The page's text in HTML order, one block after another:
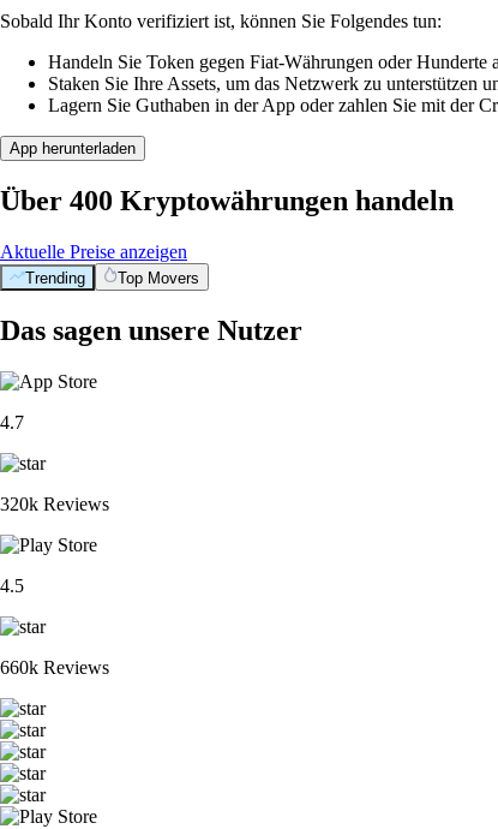
Sobald Ihr Konto verifiziert ist, können Sie Folgendes tun:
Handeln Sie Token gegen Fiat-Währungen oder Hunderte
Staken Sie Ihre Assets, um das Netzwerk zu unterstützen
Lagern Sie Guthaben in der App oder zahlen Sie mit der
App herunterladen
Über 400 Kryptowährungen handeln
Aktuelle Preise anzeigen
Trending Top Movers
Das sagen unsere Nutzer
4.7
320k Reviews
4.5
660k Reviews